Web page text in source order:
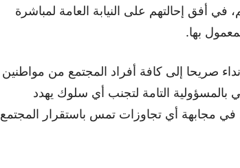
في أفق إحالتهم على النيابة العامة لمباشرة
بها.
صريحا إلى كافة أفراد المجتمع من مواطنين
بالمسؤولية التامة لتجنب أي سلوك يهدد
في مجابهة أي تجاوزات تمس باستقرار المجتمع